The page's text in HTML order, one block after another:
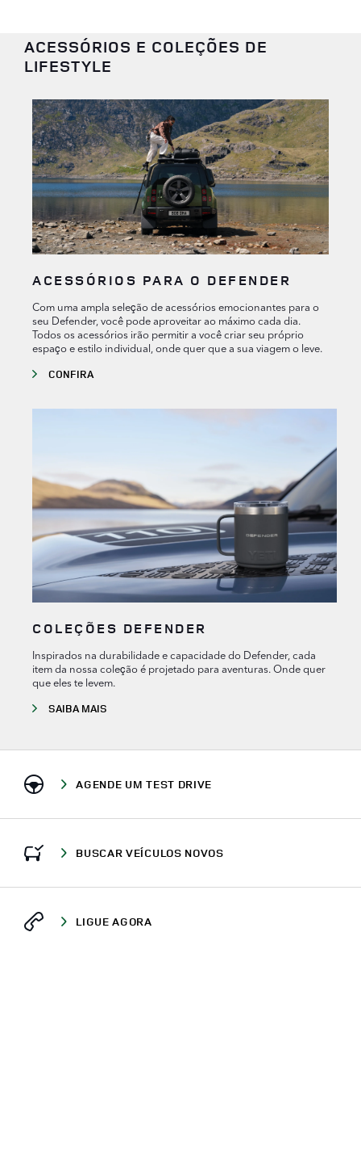
ACESSÓRIOS E COLEÇÕES DE
LIFESTYLE
ACESSÓRIOS PARA O DEFENDER
Com uma ampla seleção de acessórios emocionantes para o
seu Defender, você pode aproveitar ao máximo cada dia.
Todos os acessórios irão permitir a você criar seu próprio
espaço e estilo individual, onde quer que a sua viagem o leve.
CONFIRA
COLEÇÕES DEFENDER
Inspirados na durabilidade e capacidade do Defender, cada
item da nossa coleção é projetado para aventuras. Onde quer
que eles te levem.
SAIBA MAIS
AGENDE UM TEST DRIVE
BUSCAR VEÍCULOS NOVOS
LIGUE AGORA